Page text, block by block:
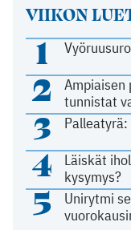
VIIKON
1
2
Ampiaisen
tunnistat
3
4
Läiskät
kysymys?
5
Unirytmi